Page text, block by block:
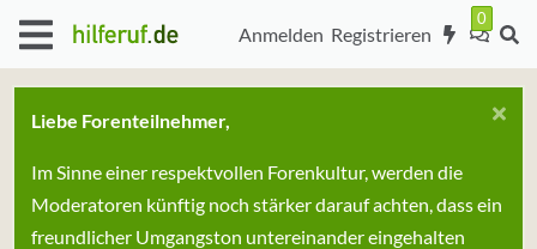
Anmelden Registrieren
Liebe Forenteilnehmer,
Im Sinne einer respektvollen Forenkultur, werden die
Moderatoren künftig noch stärker darauf achten, dass ein
freundlicher Umgangston untereinander eingehalten